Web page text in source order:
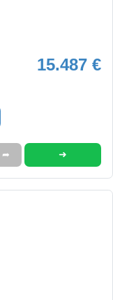
15.487 €
➦ ➜